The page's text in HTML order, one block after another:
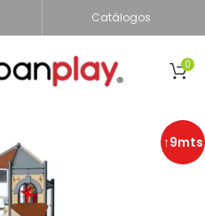
Catálogos
0
↑9mts